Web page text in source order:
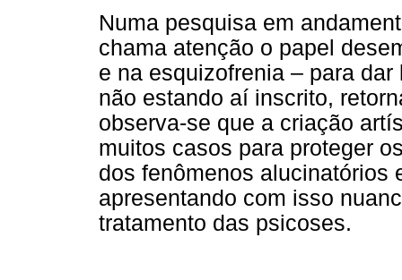
Numa pesquisa em
chama atenção o papel
e na esquizofrenia – para
não estando aí inscrito,
observa-se que a criação
muitos casos para proteger
dos fenômenos alucinatórios
apresentando com isso
tratamento das psicoses.